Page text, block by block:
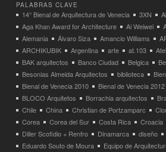
PALABRAS CLAVE
14° Bienal de Arquitectura de Venecia 3XN
Aga Khan Award for Architecture
Ai Weiwei
Alemania
Álvaro Siza Amancio Williams
ARCHIKUBIK
Argentina arte at.103
BAK arquitectos
Banco Ciudad Belgica
Besonias Almeida Arquitectos
biblioteca
Bienal de Venecia 2010
Bienal de Venecia 2012
BLOCO Arquitetos
Borrachia arquitectos
Chile
China Christian de Portzamparc
Corea
Corea del Sur Costa Rica Croacia
Diller Scofidio + Renfro
Dinamarca diseño
Eduardo Souto de Moura
Equipo de